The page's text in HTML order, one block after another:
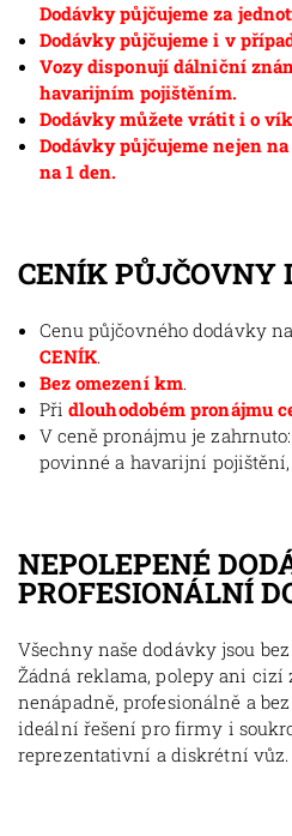
Dodávky půjčujeme za
Dodávky půjčujeme i v
Vozy disponují dálniční
havarijním pojištěním.
Dodávky můžete vrátit i o
Dodávky půjčujeme nejen
na 1 den.
CENÍK PŮJČOVNY
Cenu půjčovného dodávky
CENÍK.
Bez omezení km.
Při dlouhodobém pronájmu
V ceně pronájmu je
povinné a havarijní
NEPOLEPENÉ
PROFESIONÁLNÍ
Všechny naše dodávky jsou
Žádná reklama, polepy ani cizí
nenápadně, profesionálně a
ideální řešení pro firmy i
reprezentativní a diskrétní vůz.